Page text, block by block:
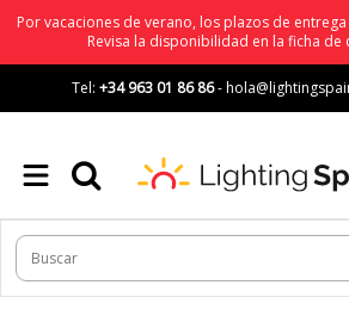
Por vacaciones de verano, los plazos de
Revisa la disponibilidad en la ficha
Tel: +34 963 01 86 86-